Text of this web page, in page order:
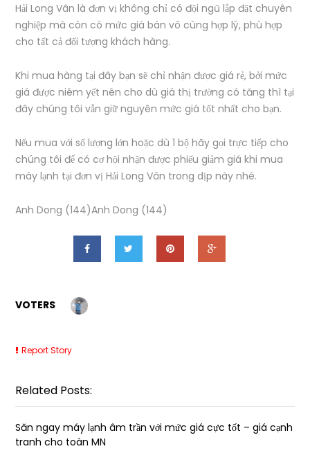
Hải Long Vân là đơn vị không chỉ có đội ngũ lắp đặt chuyên
nghiệp mà còn có mức giá bán vô cùng hợp lý, phù hợp
cho tất cả đối tượng khách hàng.
Khi mua hàng tại đây bạn sẽ chỉ nhận được giá rẻ, bởi mức
giá được niêm yết nên cho dù giá thị trường có tăng thì tại
đây chúng tôi vẫn giữ nguyên mức giá tốt nhất cho bạn.
Nếu mua với số lượng lớn hoặc dù 1 bộ hãy gọi trực tiếp cho
chúng tôi để có cơ hội nhận được phiếu giảm giá khi mua
máy lạnh tại đơn vị Hải Long Vân trong dịp này nhé.
Anh Dong (144)Anh Dong (144)
VOTERS
Report Story
Related Posts:
Săn ngay máy lạnh âm trần với mức giá cực tốt – giá cạnh
tranh cho toàn MN